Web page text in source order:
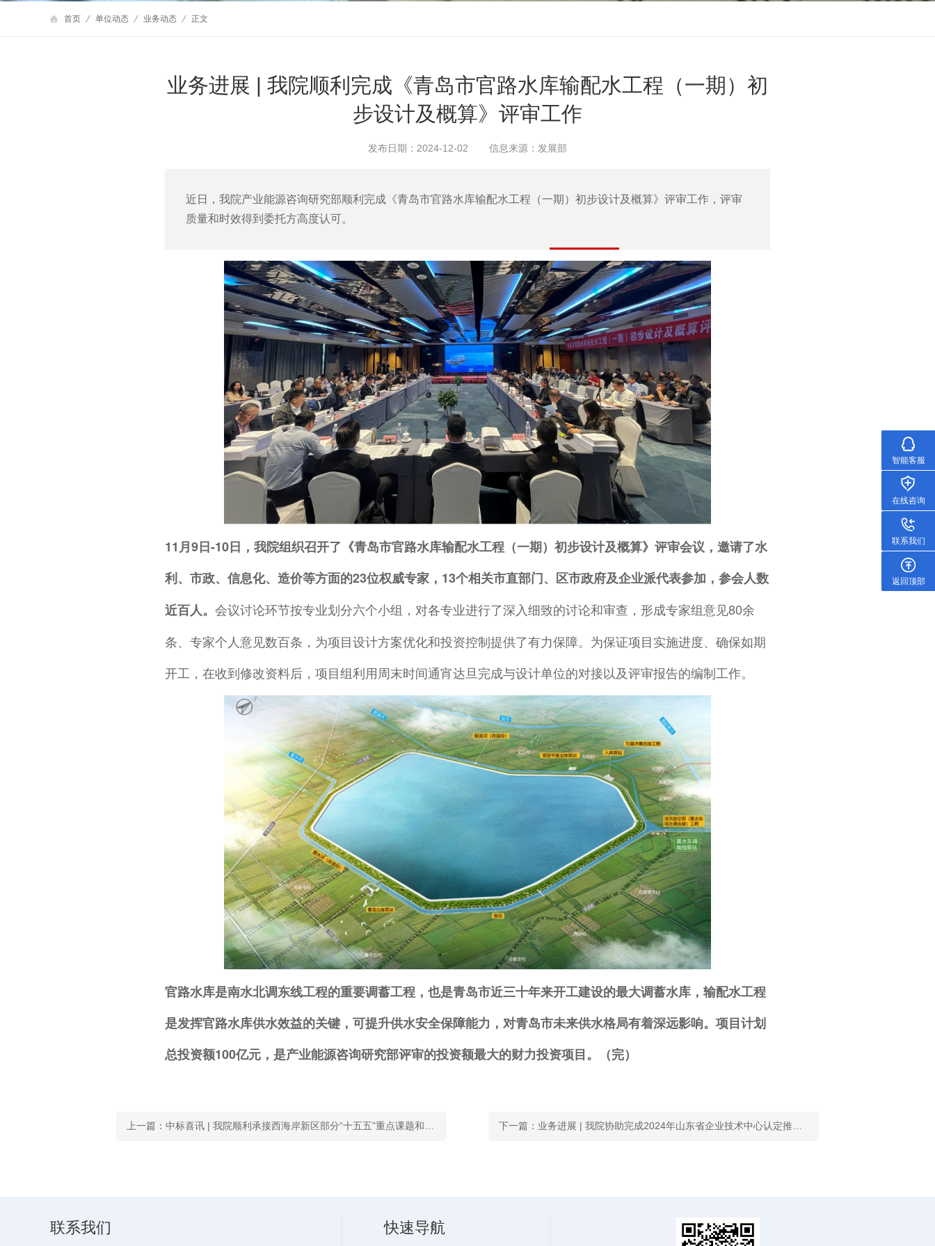
首页 单位动态 业务动态 正文
业务进展 | 我院顺利完成《青岛市官路水库输配水工程（一期）初
步设计及概算》评审工作
发布日期：2024-12-02 信息来源：发展部
近日，我院产业能源咨询研究部顺利完成《青岛市官路水库输配水工程（一期）初步设计及概算》评审工作，评审
质量和时效得到委托方高度认可。
11月9日-10日，我院组织召开了《青岛市官路水库输配水工程（一期）初步设计及概算》评审会议，邀请了水
利、市政、信息化、造价等方面的23位权威专家，13个相关市直部门、区市政府及企业派代表参加，参会人数
近百人。 会议讨论环节按专业划分六个小组，对各专业进行了深入细致的讨论和审查，形成专家组意见80余
条、专家个人意见数百条，为项目设计方案优化和投资控制提供了有力保障。 为保证项目实施进度、确保如期
开工，在收到修改资料后， 项目组利用周末时间通宵达旦完成与设计单位的对接以及评审报告的编制工作。
官路水库是南水北调东线工程的重要调蓄工程，也是青岛市近三十年来开工建设的最大调蓄水库，输配水工程
是发挥官路水库供水效益的关键，可提升供水安全保障能力，对青岛市未来供水格局有着深远影响。项目计划
总投资额100亿元，是产业能源咨询研究部评审的投资额最大的财力投资项目。（完）
联系我们 快速导航
智能客服
在线咨询
联系我们
返回顶部